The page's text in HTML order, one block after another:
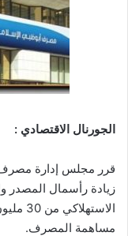
الجورنال الاقتصادي :
قرر مجلس إدارة
زيادة رأسمال المصدر
مساهمة المصرف.